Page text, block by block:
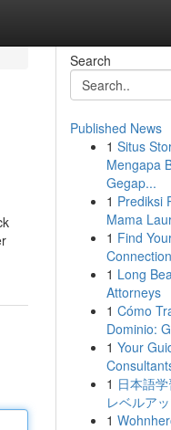
Search
Published News
1 Situs
Mengapa
Gegap...
1 Prediksi
Mama
1 Find
1 Long
Attorneys
1 Cómo
Dominio:
1 Your
1 日本語
レベルアッ
1